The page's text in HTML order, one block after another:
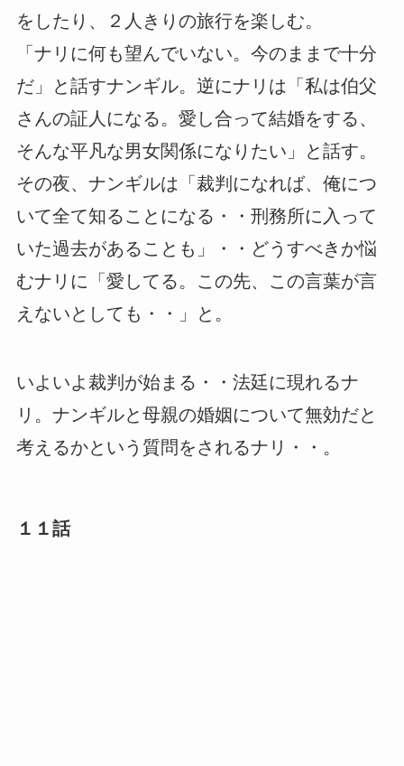
をしたり、２人きりの旅行を楽しむ。
「ナリに何も望んでいない。今のままで十分
だ」と話すナンギル。逆にナリは「私は伯父
さんの証人になる。愛し合って結婚をする、
そんな平凡な男女関係になりたい」と話す。
その夜、ナンギルは「裁判になれば、俺につ
いて全て知ることになる・・刑務所に入って
いた過去があることも」・・どうすべきか悩
むナリに「愛してる。この先、この言葉が言
えないとしても・・」と。
いよいよ裁判が始まる・・法廷に現れるナ
リ。ナンギルと母親の婚姻について無効だと
考えるかという質問をされるナリ・・。
１１話